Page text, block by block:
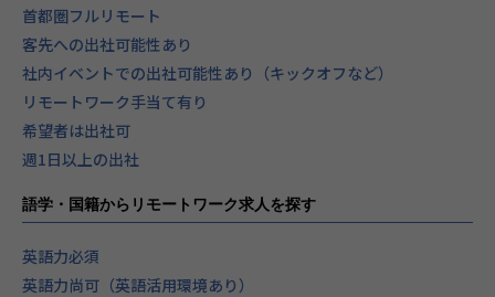
首都圏フルリモート
客先への出社可能性あり
社内イベントでの出社可能性あり（キックオフなど）
リモートワーク手当て有り
希望者は出社可
週1日以上の出社
語学・国籍からリモートワーク求人を探す
英語力必須
英語力尚可（英語活用環境あり）